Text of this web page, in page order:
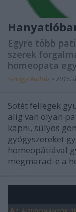
Egyre több
szerek
homeopata
Szilágyi András • 2016.
Sötét fellegek
alig van olyan
kapni, súlyos
gyógyszereket
homeopátiával
megmarad-e a